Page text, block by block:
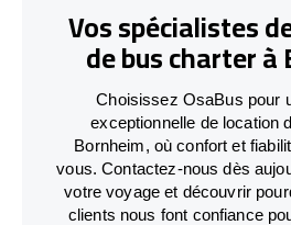
Vos spécialistes
de bus charter
Choisissez OsaBus pour
exceptionnelle de location
Bornheim, où confort et
vous. Contactez-nous dès
votre voyage et découvrir
clients nous font confiance